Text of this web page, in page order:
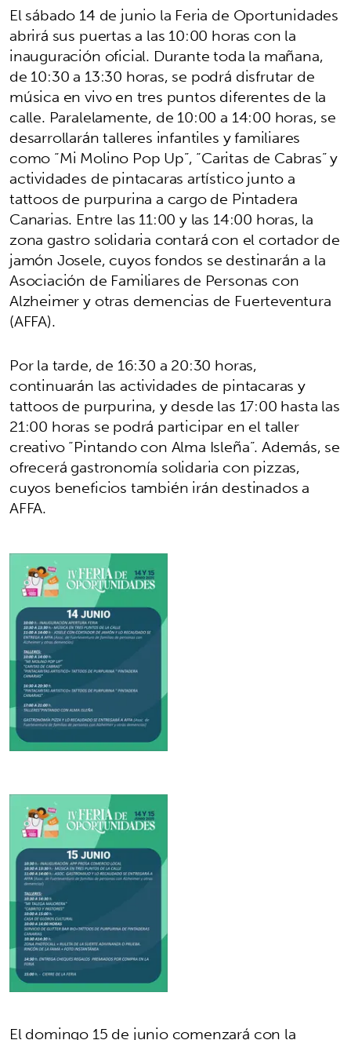
El sábado 14 de junio la Feria de Oportunidades
abrirá sus puertas a las 10:00 horas con la
inauguración oficial. Durante toda la mañana,
de 10:30 a 13:30 horas, se podrá disfrutar de
música en vivo en tres puntos diferentes de la
calle. Paralelamente, de 10:00 a 14:00 horas, se
desarrollarán talleres infantiles y familiares
como “Mi Molino Pop Up”, “Caritas de Cabras” y
actividades de pintacaras artístico junto a
tattoos de purpurina a cargo de Pintadera
Canarias. Entre las 11:00 y las 14:00 horas, la
zona gastro solidaria contará con el cortador de
jamón Josele, cuyos fondos se destinarán a la
Asociación de Familiares de Personas con
Alzheimer y otras demencias de Fuerteventura
(AFFA).
Por la tarde, de 16:30 a 20:30 horas,
continuarán las actividades de pintacaras y
tattoos de purpurina, y desde las 17:00 hasta las
21:00 horas se podrá participar en el taller
creativo “Pintando con Alma Isleña”. Además, se
ofrecerá gastronomía solidaria con pizzas,
cuyos beneficios también irán destinados a
AFFA.
El domingo 15 de junio comenzará con la